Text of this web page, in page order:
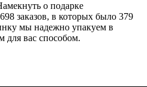
о подарке
заказов, в которых было 379
мы надежно упакуем в
для вас способом.